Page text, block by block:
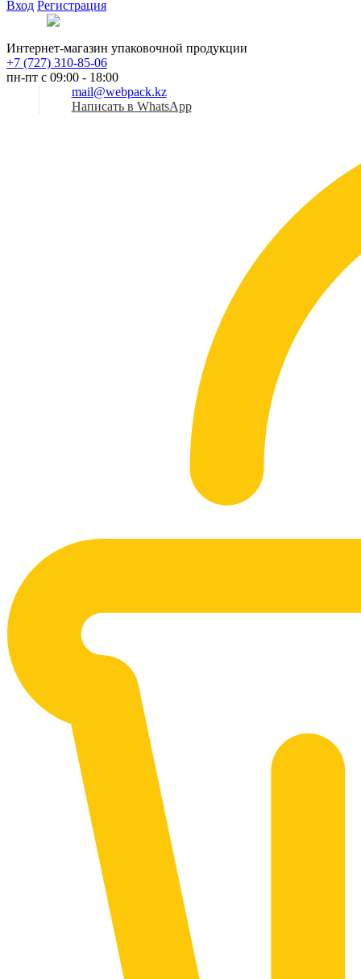
Вход Регистрация
Интернет-магазин упаковочной продукции
+7 (727) 310-85-06
пн-пт с 09:00 - 18:00
mail@webpack.kz
Написать в WhatsApp